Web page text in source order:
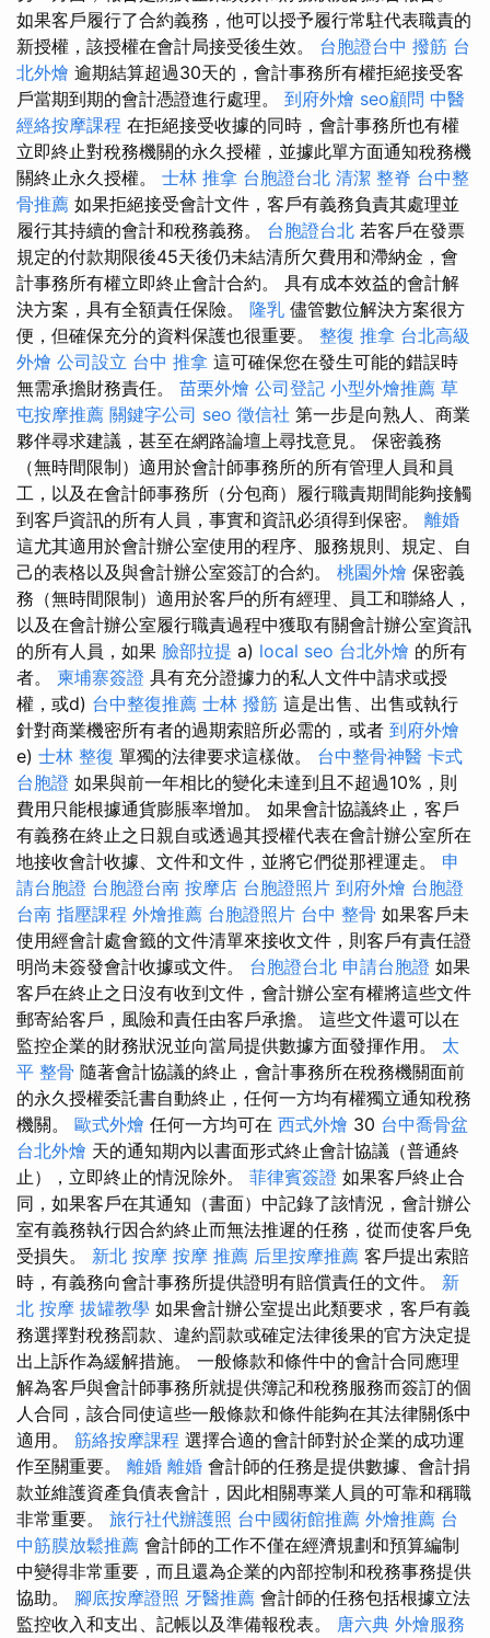
如果客戶履行了合約義務，他可以授予履行常駐代表職責的
新授權，該授權在會計局接受後生效。 台胞證台中 撥筋 台
北外燴 逾期結算超過30天的，會計事務所有權拒絕接受客
戶當期到期的會計憑證進行處理。 到府外燴 seo顧問 中醫
經絡按摩課程 在拒絕接受收據的同時，會計事務所也有權
立即終止對稅務機關的永久授權，並據此單方面通知稅務機
關終止永久授權。 士林 推拿 台胞證台北 清潔 整脊 台中整
骨推薦 如果拒絕接受會計文件，客戶有義務負責其處理並
履行其持續的會計和稅務義務。 台胞證台北 若客戶在發票
規定的付款期限後45天後仍未結清所欠費用和滯納金，會
計事務所有權立即終止會計合約。 具有成本效益的會計解
決方案，具有全額責任保險。 隆乳 儘管數位解決方案很方
便，但確保充分的資料保護也很重要。 整復 推拿 台北高級
外燴 公司設立 台中 推拿 這可確保您在發生可能的錯誤時
無需承擔財務責任。 苗栗外燴 公司登記 小型外燴推薦 草
屯按摩推薦 關鍵字公司 seo 徵信社 第一步是向熟人、商業
夥伴尋求建議，甚至在網路論壇上尋找意見。 保密義務
（無時間限制）適用於會計師事務所的所有管理人員和員
工，以及在會計師事務所（分包商）履行職責期間能夠接觸
到客戶資訊的所有人員，事實和資訊必須得到保密。 離婚
這尤其適用於會計辦公室使用的程序、服務規則、規定、自
己的表格以及與會計辦公室簽訂的合約。 桃園外燴 保密義
務（無時間限制）適用於客戶的所有經理、員工和聯絡人，
以及在會計辦公室履行職責過程中獲取有關會計辦公室資訊
的所有人員，如果 臉部拉提 a) local seo 台北外燴 的所有
者。 柬埔寨簽證 具有充分證據力的私人文件中請求或授
權，或d) 台中整復推薦 士林 撥筋 這是出售、出售或執行
針對商業機密所有者的過期索賠所必需的，或者 到府外燴
e) 士林 整復 單獨的法律要求這樣做。 台中整骨神醫 卡式
台胞證 如果與前一年相比的變化未達到且不超過10%，則
費用只能根據通貨膨脹率增加。 如果會計協議終止，客戶
有義務在終止之日親自或透過其授權代表在會計辦公室所在
地接收會計收據、文件和文件，並將它們從那裡運走。 申
請台胞證 台胞證台南 按摩店 台胞證照片 到府外燴 台胞證
台南 指壓課程 外燴推薦 台胞證照片 台中 整骨 如果客戶未
使用經會計處會籤的文件清單來接收文件，則客戶有責任證
明尚未簽發會計收據或文件。 台胞證台北 申請台胞證 如果
客戶在終止之日沒有收到文件，會計辦公室有權將這些文件
郵寄給客戶，風險和責任由客戶承擔。 這些文件還可以在
監控企業的財務狀況並向當局提供數據方面發揮作用。 太
平 整骨 隨著會計協議的終止，會計事務所在稅務機關面前
的永久授權委託書自動終止，任何一方均有權獨立通知稅務
機關。 歐式外燴 任何一方均可在 西式外燴 30 台中喬骨盆
台北外燴 天的通知期內以書面形式終止會計協議（普通終
止），立即終止的情況除外。 菲律賓簽證 如果客戶終止合
同，如果客戶在其通知（書面）中記錄了該情況，會計辦公
室有義務執行因合約終止而無法推遲的任務，從而使客戶免
受損失。 新北 按摩 按摩 推薦 后里按摩推薦 客戶提出索賠
時，有義務向會計事務所提供證明有賠償責任的文件。 新
北 按摩 拔罐教學 如果會計辦公室提出此類要求，客戶有義
務選擇對稅務罰款、違約罰款或確定法律後果的官方決定提
出上訴作為緩解措施。 一般條款和條件中的會計合同應理
解為客戶與會計師事務所就提供簿記和稅務服務而簽訂的個
人合同，該合同使這些一般條款和條件能夠在其法律關係中
適用。 筋絡按摩課程 選擇合適的會計師對於企業的成功運
作至關重要。 離婚 離婚 會計師的任務是提供數據、會計捐
款並維護資產負債表會計，因此相關專業人員的可靠和稱職
非常重要。 旅行社代辦護照 台中國術館推薦 外燴推薦 台
中筋膜放鬆推薦 會計師的工作不僅在經濟規劃和預算編制
中變得非常重要，而且還為企業的內部控制和稅務事務提供
協助。 腳底按摩證照 牙醫推薦 會計師的任務包括根據立法
監控收入和支出、記帳以及準備報稅表。 唐六典 外燴服務